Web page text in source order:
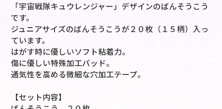
「宇宙戦隊キュウレンジャー」デザインのばんそうこう
です。
ジュニアサイズのばんそうこうが２０枚（１５柄）入っ
ています。
はがす時に優しいソフト粘着力。
傷に優しい特殊加工パッド。
通気性を高める微細な穴加工テープ。
【セット内容】